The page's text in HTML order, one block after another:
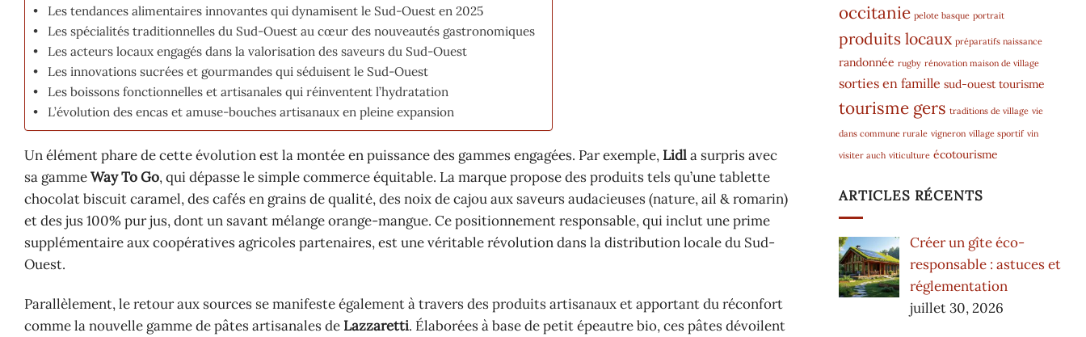
Les tendances alimentaires innovantes qui dynamisent le Sud-Ouest en 2025
Les spécialités traditionnelles du Sud-Ouest au cœur des nouveautés gastronomiques
Les acteurs locaux engagés dans la valorisation des saveurs du Sud-Ouest
Les innovations sucrées et gourmandes qui séduisent le Sud-Ouest
Les boissons fonctionnelles et artisanales qui réinventent l’hydratation
L’évolution des encas et amuse-bouches artisanaux en pleine expansion
Un élément phare de cette évolution est la montée en puissance des gammes engagées. Par exemple, Lidla surpris avec
sa gammeWay To Go, qui dépasse le simple commerce équitable. La marque propose des produits tels qu’une tablette
chocolat biscuit caramel, des cafés en grains de qualité, des noix de cajou aux saveurs audacieuses (nature, ail & romarin)
et des jus 100% pur jus, dont un savant mélange orange-mangue. Ce positionnement responsable, qui inclut une prime
supplémentaire aux coopératives agricoles partenaires, est une véritable révolution dans la distribution locale du Sud-
Ouest.
Parallèlement, le retour aux sources se manifeste également à travers des produits artisanaux et apportant du réconfort
comme la nouvelle gamme de pâtes artisanales de Lazzaretti. Élaborées à base de petit épeautre bio, ces pâtes dévoilent
occitanie pelote basque portrait
produits locaux préparatifs naissance
randonnée rugby rénovation maison de village
sorties en famille sud-ouest tourisme
tourisme gers traditions de village vie
dans commune rurale vigneron village sportif vin
visiter auch viticulture écotourisme
ARTICLES RÉCENTS
Créer un gîte éco-
responsable : astuces et
réglementation
juillet 30, 2026